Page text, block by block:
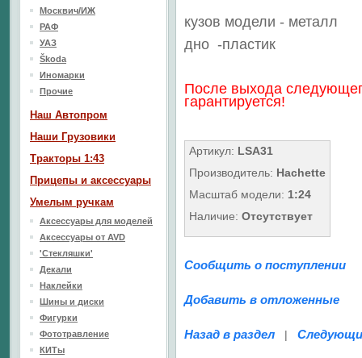
кузов модели - металл
дно -пластик
После выхода
гарантируется!
Артикул: LSA31
Производитель: Hachette
Масштаб модели: 1:24
Наличие: Отсутствует
Сообщить о поступлении
Добавить в отложенные
Назад в раздел |
Москвич/ИЖ
РАФ
УАЗ
Škoda
Иномарки
Прочие
Наш Aвтопром
Наши Грузовики
Тракторы 1:43
Прицепы и аксессуары
Умелым ручкам
Аксессуары для моделей
Аксессуары от AVD
'Стекляшки'
Декали
Наклейки
Шины и диски
Фигурки
Фототравление
КИТы